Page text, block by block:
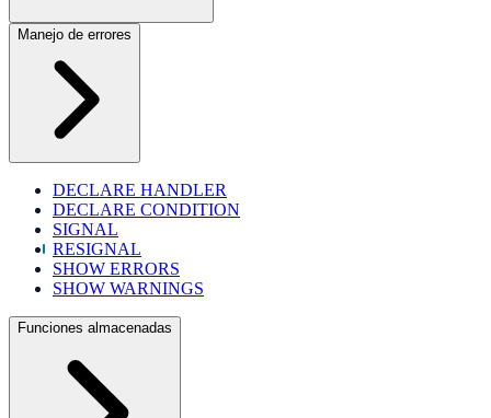
Manejo de errores
DECLARE HANDLER
DECLARE CONDITION
SIGNAL
RESIGNAL
SHOW ERRORS
SHOW WARNINGS
Funciones almacenadas